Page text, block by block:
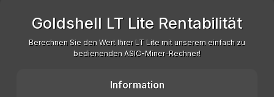
Goldshell LT Lite Rentabilität
Berechnen Sie den Wert Ihrer LT Lite mit unserem einfach zu
bedienenden ASIC-Miner-Rechner!
Information